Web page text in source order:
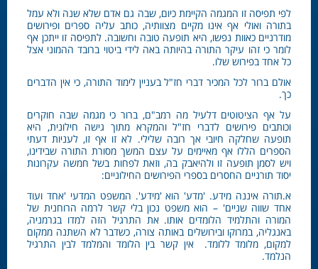
לפי תפיסה זו המגמה הקיימת כיום, שבה גם אדם שלא שנה ולא עמל
בתורה ואולי אף אינו מקיים מצוותיה, כותב עליה ספרים ופירושים
מודרניים כאוות נפשו, היא תופעה טובה וחשובה. לתפיסה זו ייתכן אף
לומר כי זהו עיקר התורה בהיותה באה לידי ביטוי ברובד ההמוני אצל
כל אחד בפירוש שלו.
אולם ברור לכל המכיר דברי חז"ל בעניין לימוד התורה, כי אין הדברים
כך.
על אף הציטוטים דלעיל מה רמב"ם, ברור כי מגמה שבה חוקרים
וכותבים פירושים לדברי חז"ל והמקרא מתוך גישה חילונית, היא
תופעה שחלקה חיובי אך רובה שלילי. לא זו אף זו, לעניות דעתי
הספרים הללו אף מאיימים על עצם המשך מסורת התורה שבידינו,
ויש לסמן תופעה זו ולהיאבק בה, וזאת לפחות בשל חמשה עקרונות
יסוד תורניים החסרים בספרי הפירושים החילוניים:
א.תורה איננה מידע. 'מדע' הוא 'מידע'. המשפט המדעי 'אחד ועוד
אחד שווה שניים' – הוא משפט נכון בלי קשר לרמה הרוחנית של
המורה והתלמיד הלומדים אותו. את התרגיל הזה למדו בגרמניה,
באנגליה, במרוקו ובירושלים באותה צורה, כשדבר לא השתנה ממקום
למקום, מלומד ללומד. אין קשר בין הלומד והמלמד לבין התרגיל
הנלמד.